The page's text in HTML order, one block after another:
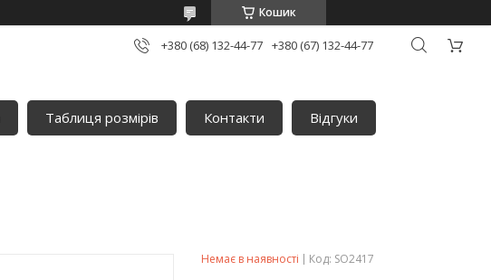
Кошик
+380 (68) 132-44-77 +380 (67) 132-44-77
Таблиця розмірів Контакти
Відгуки
Немає в наявності Код: SO2417